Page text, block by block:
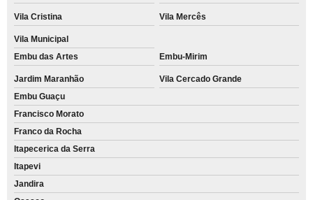
Vila Cristina Vila Mercês
Vila Municipal
Embu das Artes
Embu-Mirim
Jardim Maranhão
Vila Cercado Grande
Embu Guaçu
Francisco Morato
Franco da Rocha
Itapecerica da Serra
Itapevi
Jandira